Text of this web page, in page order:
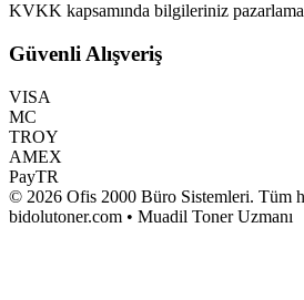
KVKK kapsamında bilgileriniz
Güvenli Alışveriş
VISA
MC
TROY
AMEX
PayTR
© 2026 Ofis 2000 Büro Sistemleri. Tüm
bidolutoner.com • Muadil Toner Uzmanı